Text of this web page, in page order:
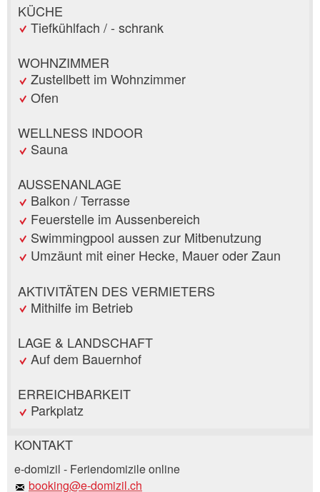
KÜCHE
Tiefkühlfach / - schrank
WOHNZIMMER
Zustellbett im Wohnzimmer
Ofen
WELLNESS INDOOR
Sauna
AUSSENANLAGE
Balkon / Terrasse
Feuerstelle im Aussenbereich
Swimmingpool aussen zur Mitbenutzung
Umzäunt mit einer Hecke, Mauer oder Zaun
AKTIVITÄTEN DES VERMIETERS
Mithilfe im Betrieb
LAGE & LANDSCHAFT
Auf dem Bauernhof
ERREICHBARKEIT
Parkplatz
Anzeige beanstanden
Anzeige weiterempfehlen
KONTAKT
e-domizil - Feriendomizile online
booking@e-domizil.ch